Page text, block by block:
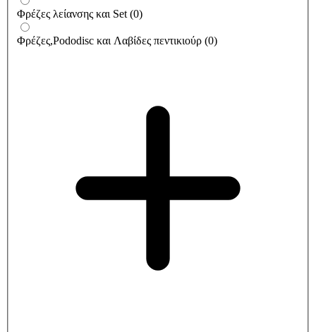
Φρέζες λείανσης και Set (0)
Φρέζες,Pododisc και Λαβίδες πεντικιούρ (0)